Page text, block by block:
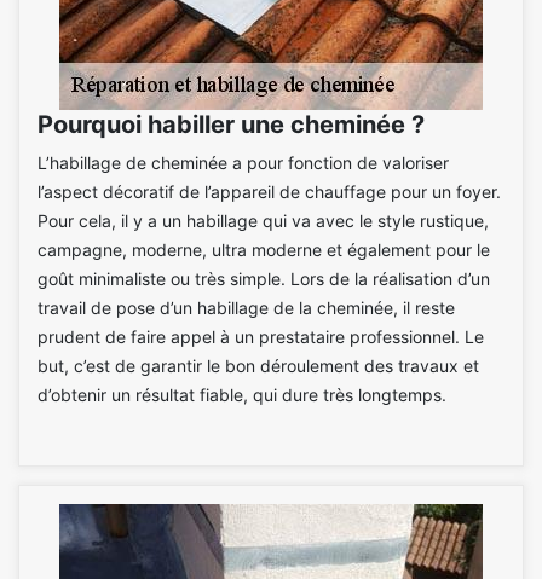
Pourquoi habiller une cheminée ?
L’habillage de cheminée a pour fonction de valoriser
l’aspect décoratif de l’appareil de chauffage pour un foyer.
Pour cela, il y a un habillage qui va avec le style rustique,
campagne, moderne, ultra moderne et également pour le
goût minimaliste ou très simple. Lors de la réalisation d’un
travail de pose d’un habillage de la cheminée, il reste
prudent de faire appel à un prestataire professionnel. Le
but, c’est de garantir le bon déroulement des travaux et
d’obtenir un résultat fiable, qui dure très longtemps.